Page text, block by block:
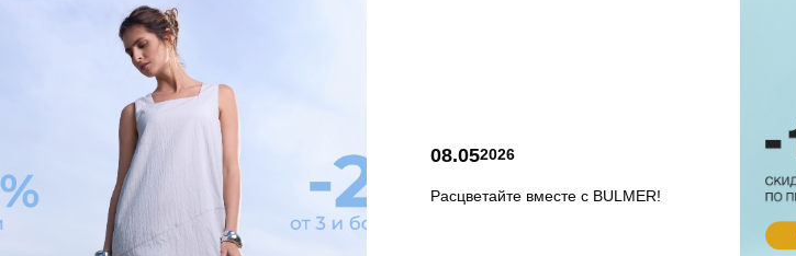
08.052026
Расцветайте вместе с BULMER!